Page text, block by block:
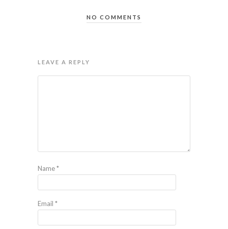
NO COMMENTS
LEAVE A REPLY
Name*
Email *